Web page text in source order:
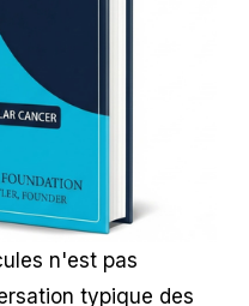
n'est pas
typique des